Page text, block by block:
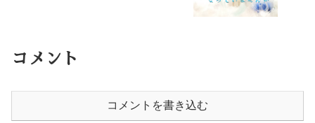
コメント
コメントを書き込む